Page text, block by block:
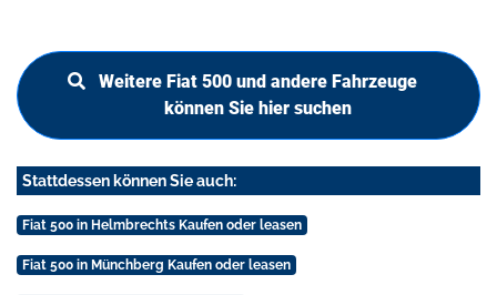
Weitere Fiat 500 und andere Fahrzeuge
können Sie hier suchen
Stattdessen können Sie auch:
Fiat 500 in Helmbrechts Kaufen oder leasen
Fiat 500 in Münchberg Kaufen oder leasen